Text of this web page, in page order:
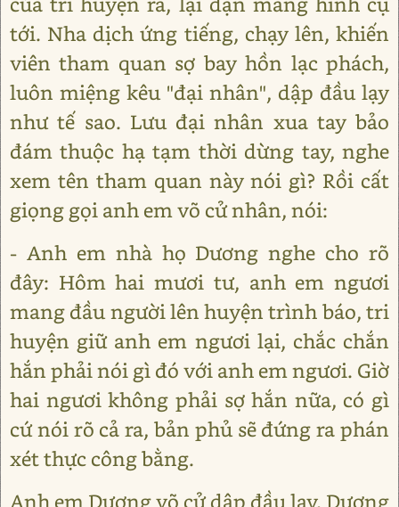
tới. Nha dịch ứng tiếng, chạy lên, khiến
viên tham quan sợ bay hồn lạc phách,
luôn miệng kêu "đại nhân", dập đầu lạy
như tế sao. Lưu đại nhân xua tay bảo
đám thuộc hạ tạm thời dừng tay, nghe
xem tên tham quan này nói gì? Rồi cất
giọng gọi anh em võ cử nhân, nói:
- Anh em nhà họ Dương nghe cho rõ
đây: Hôm hai mươi tư, anh em ngươi
mang đầu người lên huyện trình báo, tri
huyện giữ anh em ngươi lại, chắc chắn
hắn phải nói gì đó với anh em ngươi. Giờ
hai ngươi không phải sợ hắn nữa, có gì
cứ nói rõ cả ra, bản phủ sẽ đứng ra phán
xét thực công bằng.
Anh em Dương võ cử dập đầu lạy. Dương